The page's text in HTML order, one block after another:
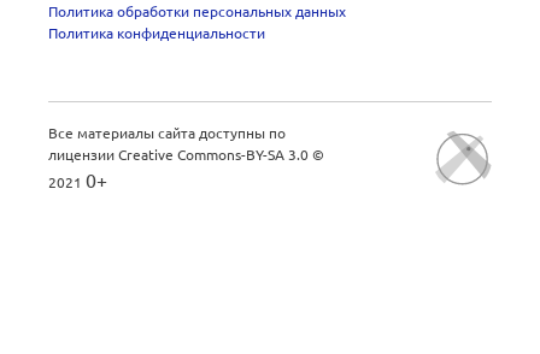
Политика обработки персональных данных
Политика конфиденциальности
Все материалы сайта доступны по
лицензииCreative Commons-BY-SA 3.0 ©
2021 0+